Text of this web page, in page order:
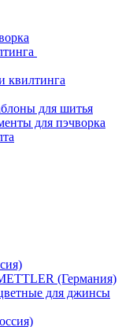
квилтинга
для шитья
для пэчворка
(Германия)
для джинсы